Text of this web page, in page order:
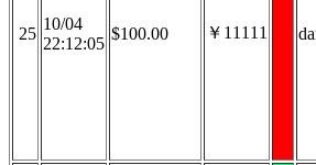
25
10/04
22:12:05
$100.00 ￥11111